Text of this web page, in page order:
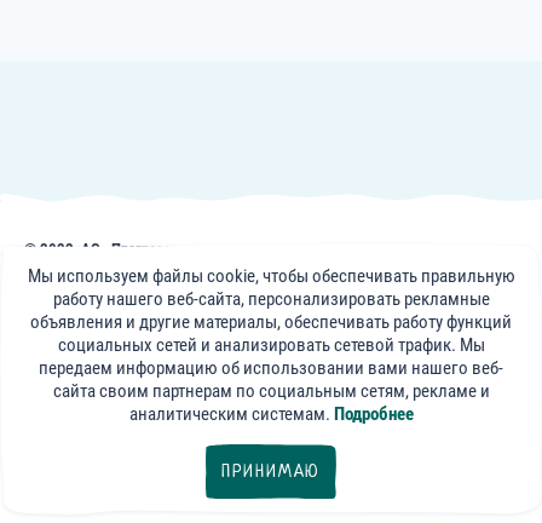
© 2022, АО «Прогресс»
Публикации, советы и видеоматериалы на сайте frutonyanya.uz носят
информативный характер. Консультации специалистов портала носят
справочный характер и не могут заменить визит к вашему лечащему
«ФрутоНяня»
Мы используем файлы cookie, чтобы обеспечивать правильную
работу нашего веб-сайта, персонализировать рекламные
объявления и другие материалы, обеспечивать работу функций
социальных сетей и анализировать сетевой трафик. Мы
передаем информацию об использовании вами нашего веб-
сайта своим партнерам по социальным сетям, рекламе и
аналитическим системам. Подробнее
ПРИНИМАЮ